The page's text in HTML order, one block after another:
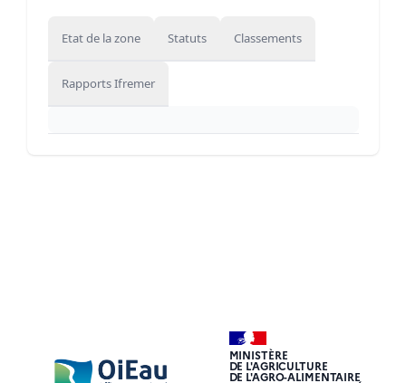
Etat de la zone Statuts Classements
Rapports Ifremer
MINISTÈRE
DE L'AGRICULTURE
DE L'AGRO-ALIMENTAIRE